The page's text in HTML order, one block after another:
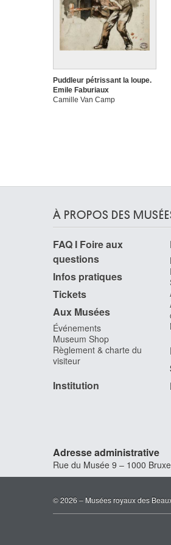
Puddleur pétrissant la loupe.
Emile Faburiaux
Camille Van Camp
À PROPOS DES
FAQ I Foire aux
questions
Infos pratiques
Tickets
Aux Musées
Événements
Museum Shop
Règlement & charte du
visiteur
Institution
Adresse administrative
Rue du Musée 9 – 1000
© 2026 – Musées royaux des